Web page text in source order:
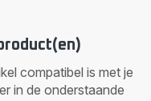
compatibel is met je
in de onderstaande